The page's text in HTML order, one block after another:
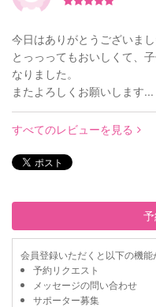
今日はありがとうございまし
とっっってもおいしくて、
なりました。
またよろしくお願いします...
すべてのレビューを見る
会員登録いただくと以下の機
予約リクエスト
メッセージの問い合わせ
サポーター募集